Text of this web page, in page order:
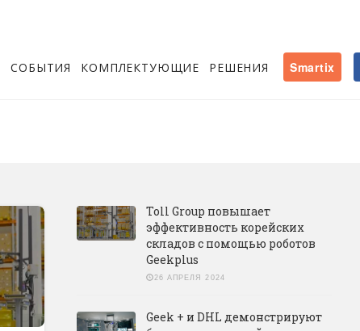
СОБЫТИЯ КОМПЛЕКТУЮЩИЕ РЕШЕНИЯ Smartix
Toll Group повышает
эффективность корейских
складов с помощью роботов
Geekplus
26 АПРЕЛЯ 2024
Geek + и DHL демонстрируют